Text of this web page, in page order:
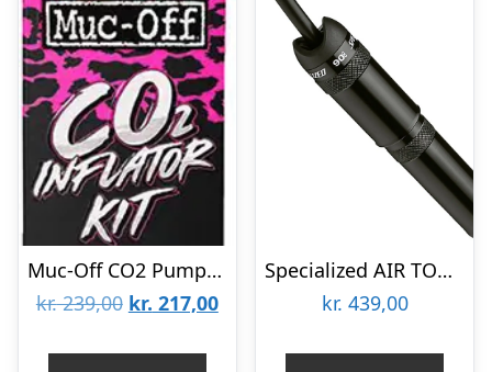
Muc-Off CO2 Pumpe + 2x25g patron – MTB Inflator Kit
kr.239,00 Den
kr. 217,00Den
Specialized AIR TOOL Big Core Håndpumpe
kr. 439,00